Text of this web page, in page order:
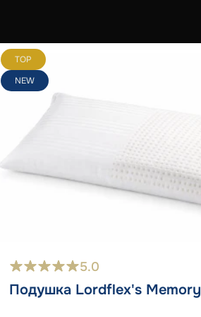
TOP
NEW
5.0
Подушка Lordflex's Memory